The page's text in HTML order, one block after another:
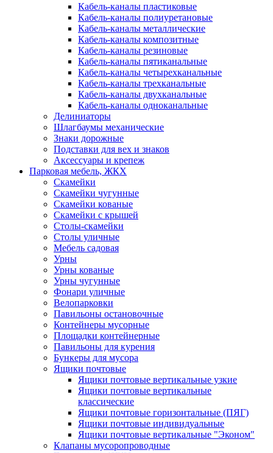
Кабель-каналы пластиковые
Кабель-каналы полиуретановые
Кабель-каналы металлические
Кабель-каналы композитные
Кабель-каналы резиновые
Кабель-каналы пятиканальные
Кабель-каналы четырехканальные
Кабель-каналы трехканальные
Кабель-каналы двухканальные
Кабель-каналы одноканальные
Делиниаторы
Шлагбаумы механические
Знаки дорожные
Подставки для вех и знаков
Аксессуары и крепеж
Парковая мебель, ЖКХ
Скамейки
Скамейки чугунные
Скамейки кованые
Скамейки с крышей
Столы-скамейки
Столы уличные
Мебель садовая
Урны
Урны кованые
Урны чугунные
Фонари уличные
Велопарковки
Павильоны остановочные
Контейнеры мусорные
Площадки контейнерные
Павильоны для курения
Бункеры для мусора
Ящики почтовые
Ящики почтовые вертикальные узкие
Ящики почтовые вертикальные
классические
Ящики почтовые горизонтальные (ПЯГ)
Ящики почтовые индивидуальные
Ящики почтовые вертикальные "Эконом"
Клапаны мусоропроводные